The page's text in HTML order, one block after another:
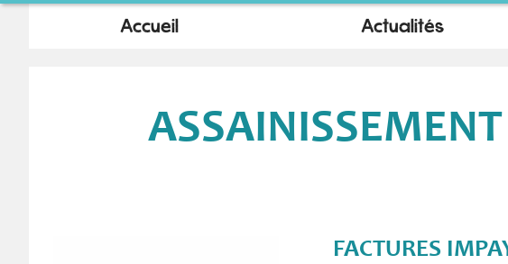
Accueil Actualités
FACTURES